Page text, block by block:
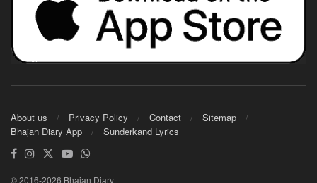
About us Privacy Policy Contact
Sitemap
Bhajan Diary App
Sunderkand Lyrics
© 2016-2026 Bhajan Diary